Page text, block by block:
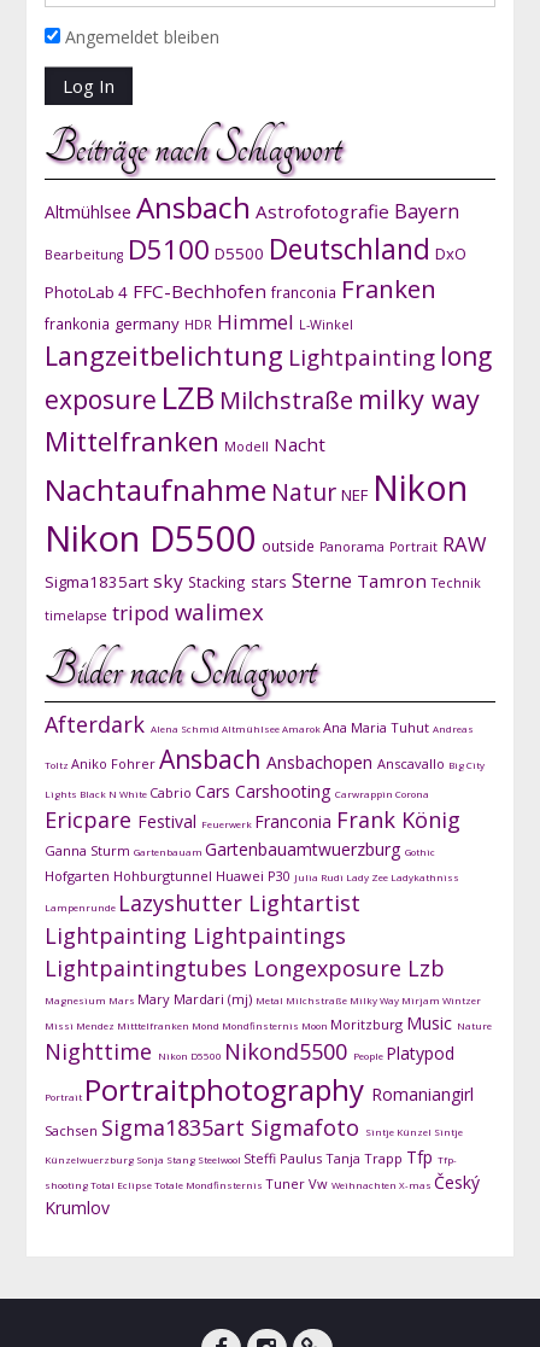
Angemeldet bleiben
Beiträge nach Schlagwort
Altmühlsee Ansbach Astrofotografie Bayern
Bearbeitung D5100 D5500 Deutschland DxO
PhotoLab 4 FFC-Bechhofen franconia Franken
frankonia germany HDR Himmel L-Winkel
Langzeitbelichtung Lightpainting long
exposure LZB Milchstraße milky way
Mittelfranken Modell Nacht
Nachtaufnahme Natur NEF Nikon
Nikon D5500 outside Panorama Portrait RAW
Sigma1835art sky Stacking stars Sterne Tamron Technik
timelapse tripod walimex
Bilder nach Schlagwort
Afterdark Alena Schmid AltmühlseeAmarokAna Maria Tuhut Andreas
Toltz Aniko Fohrer Ansbach Ansbachopen Anscavallo Big City
Lights Black N White Cabrio Cars Carshooting Carwrappin Corona
Ericpare Festival Feuerwerk Franconia Frank König
Ganna Sturm Gartenbauam Gartenbauamtwuerzburg Gothic
Hofgarten Hohburgtunnel Huawei P30 Julia Rudi Lady Zee Ladykathniss
Lampenrunde Lazyshutter Lightartist
Lightpainting Lightpaintings
Lightpaintingtubes Longexposure Lzb
Magnesium Mars Mary Mardari (mj) Metal Milchstraße Milky Way Mirjam Wintzer
Missi Mendez Mitttelfranken Mond Mondfinsternis Moon Moritzburg Music Nature
Nighttime Nikon D5500 Nikond5500 People Platypod
Portrait Portraitphotography Romaniangirl
Sachsen Sigma1835art Sigmafoto Sintje Künzel Sintje
Künzelwuerzburg Sonja Stang Steelwool Steffi Paulus Tanja Trapp Tfp Tfp-
shootingTotal EclipseTotale Mondfinsternis Tuner Vw Weihnachten X-mas Český
Krumlov